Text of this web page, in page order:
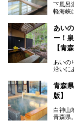
下風呂
軽海峡
泉ファ
「海峡
年12
浴場
無料休
にも利
今回、
底解説
あい
ー！
【青森
あいの
沿いに
(通称:
し、い
う。
今回筆
に「羽
青森
版】
白神山
青森県